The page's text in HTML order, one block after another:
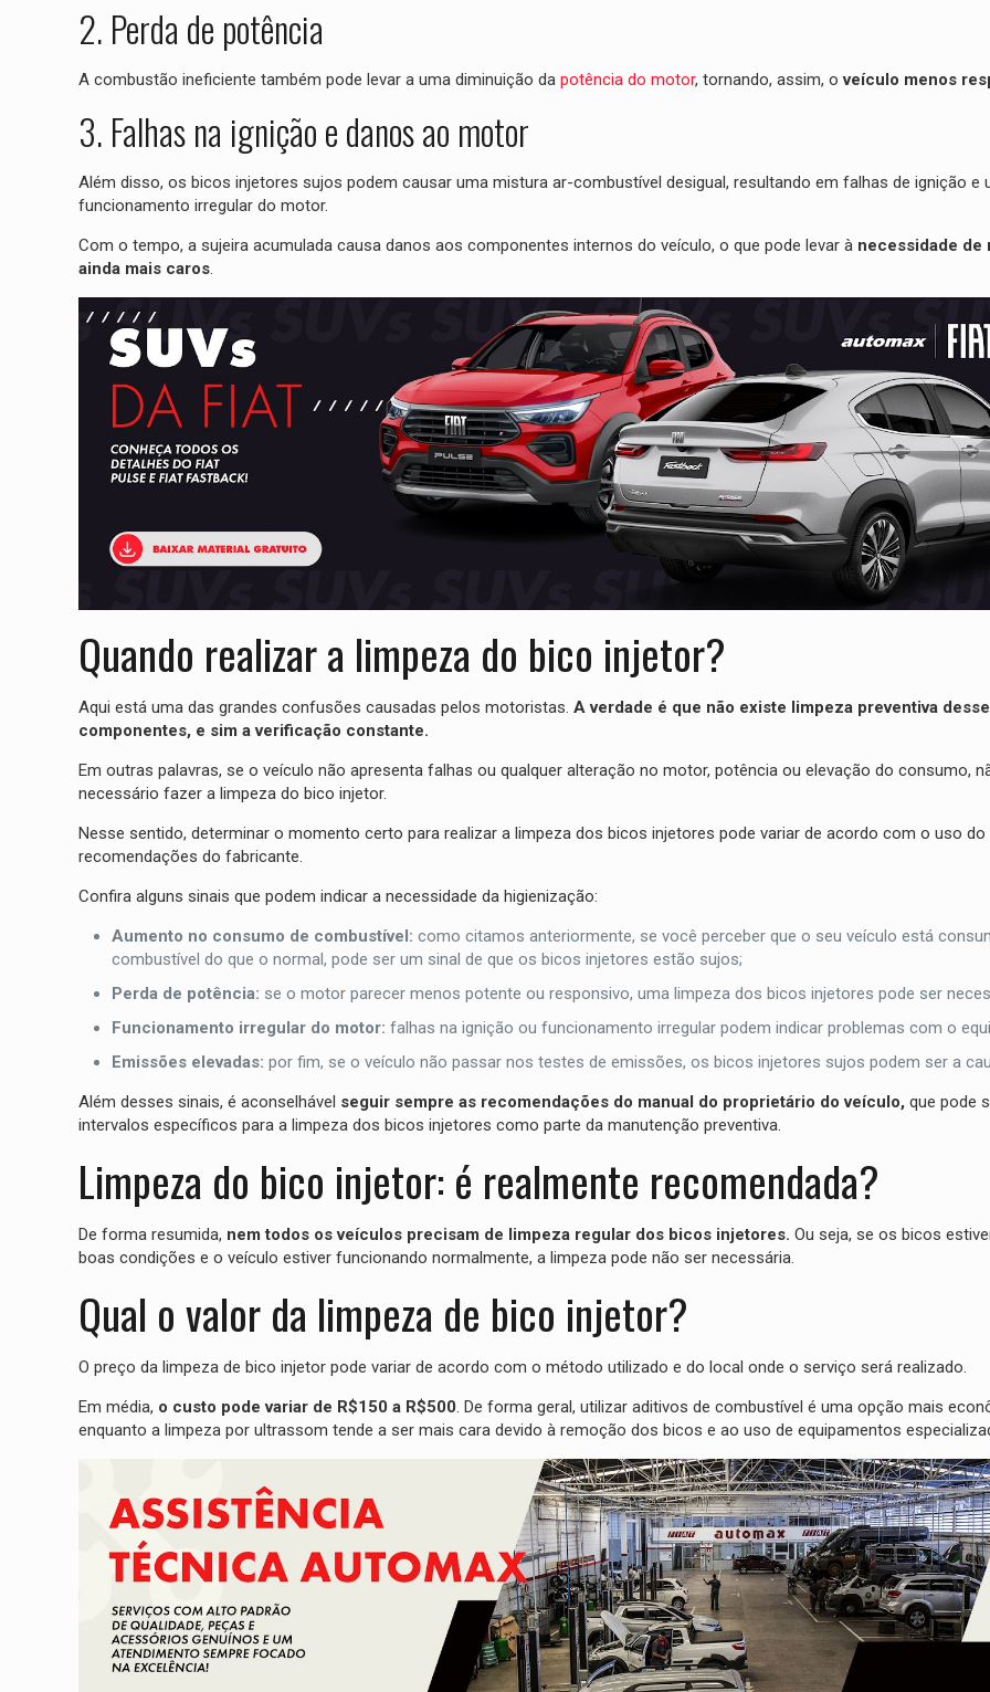
2. Perda de potência
A combustão ineficiente também pode levar a uma diminuição da potência do motor, tornando, assim, oveículo menos
3. Falhas na ignição e danos ao motor
Além disso, os bicos injetores sujos podem causar uma mistura ar-combustível desigual, resultando em falhas de ignição e
funcionamento irregular do motor.
Com o tempo, a sujeira acumulada causa danos aos componentes internos do veículo, o que pode levar à necessidade de
ainda mais caros.
Quando realizar a limpeza do bico injetor?
Aqui está uma das grandes confusões causadas pelos motoristas. A verdade é que não existe limpeza preventiva
componentes, e sim a verificação constante.
Em outras palavras, se o veículo não apresenta falhas ou qualquer alteração no motor, potência ou elevação do consumo,
necessário fazer a limpeza do bico injetor.
Nesse sentido, determinar o momento certo para realizar a limpeza dos bicos injetores pode variar de acordo com o uso do
recomendações do fabricante.
Confira alguns sinais que podem indicar a necessidade da higienização:
Aumento no consumo de combustível: como citamos anteriormente, se você perceber que o seu veículo está
combustível do que o normal, pode ser um sinal de que os bicos injetores estão sujos;
Perda de potência: se o motor parecer menos potente ou responsivo, uma limpeza dos bicos injetores pode ser
Funcionamento irregular do motor: falhas na ignição ou funcionamento irregular podem indicar problemas com o
Emissões elevadas: por fim, se o veículo não passar nos testes de emissões, os bicos injetores sujos podem ser a
Além desses sinais, é aconselhável seguir sempre as recomendações do manual do proprietário do veículo, que pode
intervalos específicos para a limpeza dos bicos injetores como parte da manutenção preventiva.
Limpeza do bico injetor: é realmente recomendada?
De forma resumida, nem todos os veículos precisam de limpeza regular dos bicos injetores. Ou seja, se os bicos
boas condições e o veículo estiver funcionando normalmente, a limpeza pode não ser necessária.
Qual o valor da limpeza de bico injetor?
O preço da limpeza de bico injetor pode variar de acordo com o método utilizado e do local onde o serviço será realizado.
Em média, o custo pode variar de R$150 a R$500. De forma geral, utilizar aditivos de combustível é uma opção mais
enquanto a limpeza por ultrassom tende a ser mais cara devido à remoção dos bicos e ao uso de equipamentos